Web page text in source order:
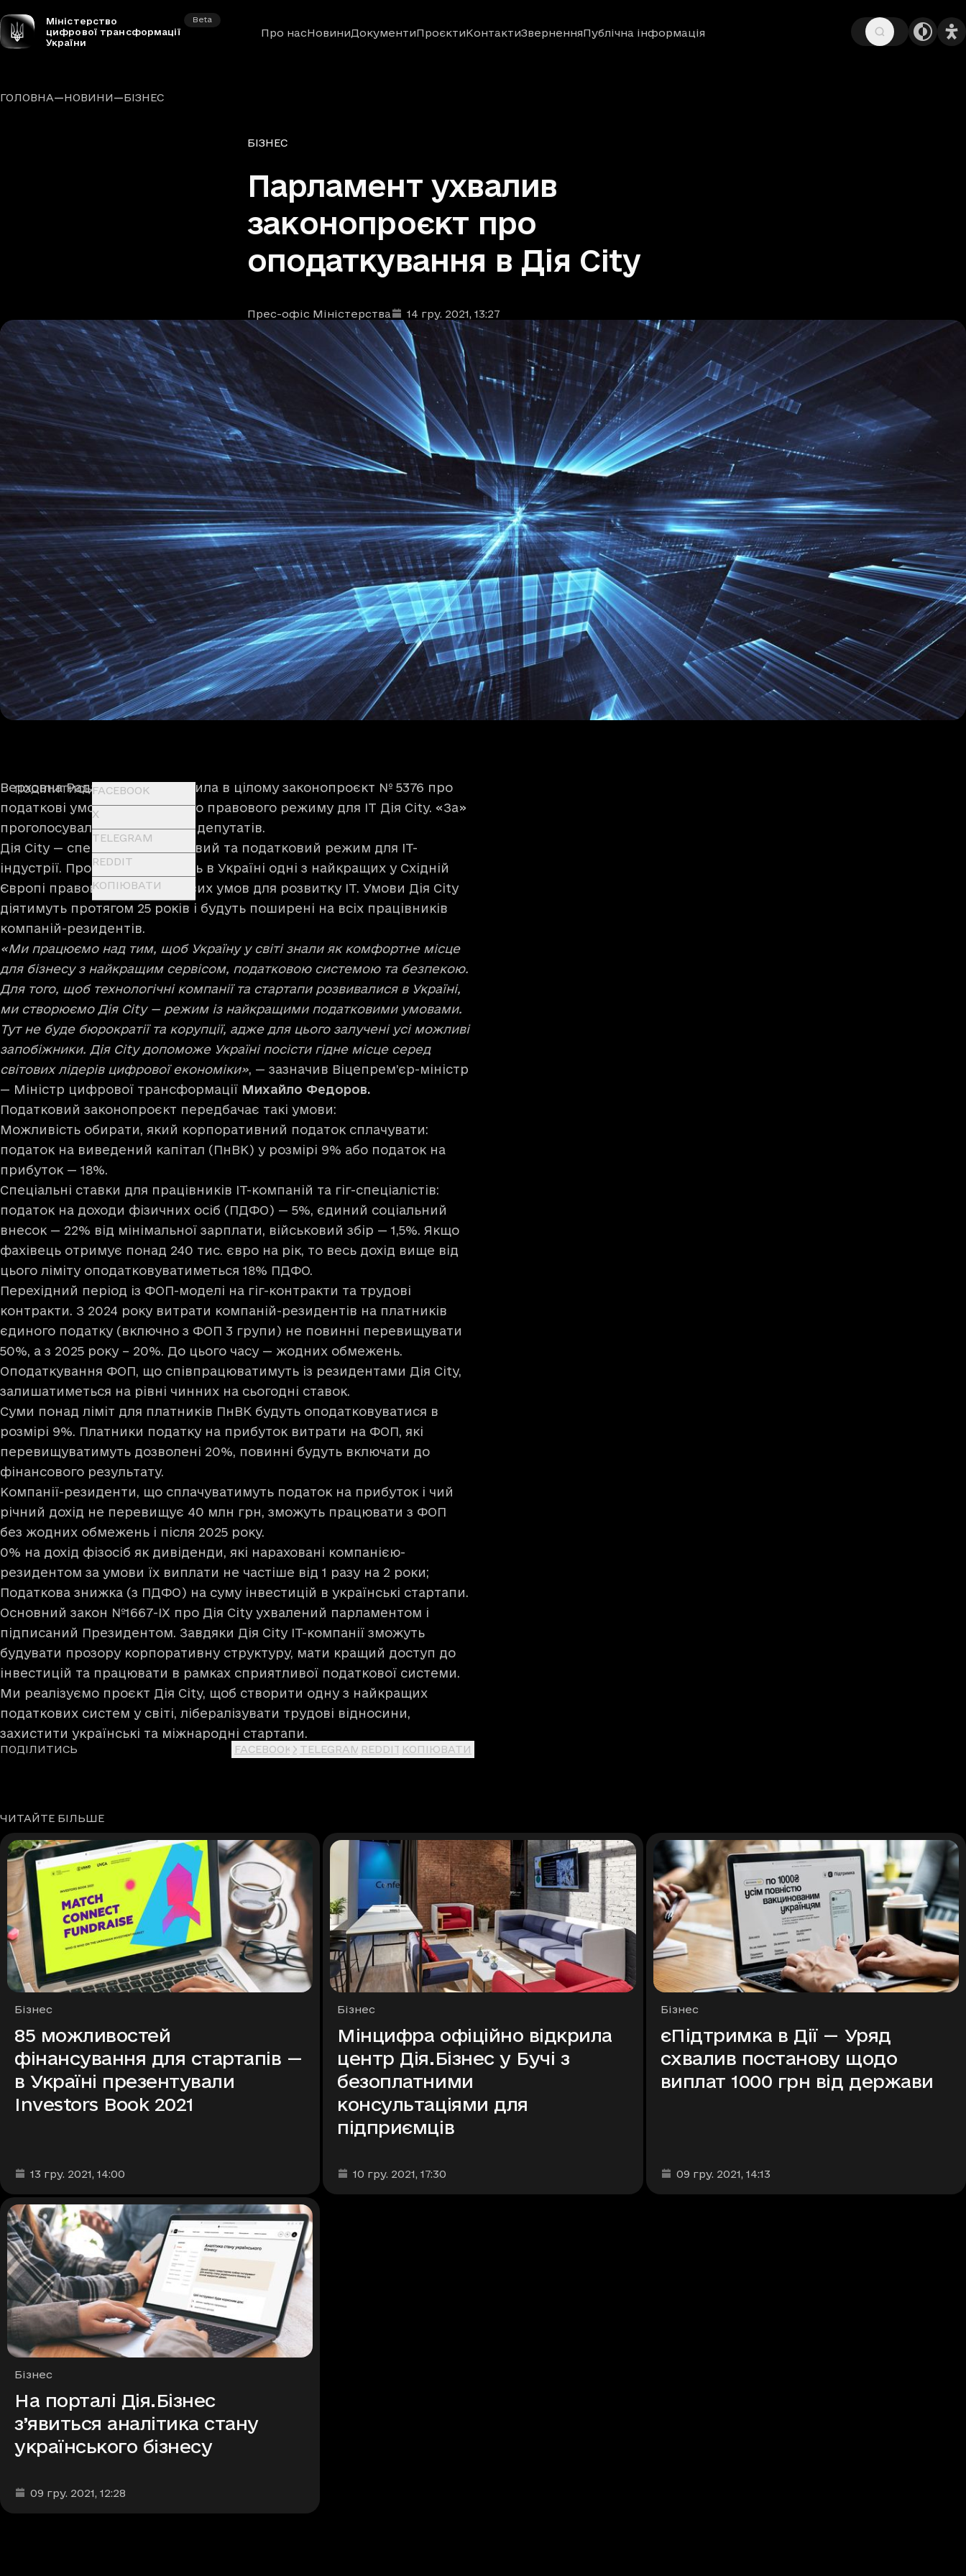
Міністерство
цифрової трансформації
України
Beta
Про насНовиниДокументиПроєктиКонтактиЗверненняПублічна інформація
ГОЛОВНА—НОВИНИ—БІЗНЕС
Рубрики
БІЗНЕС
Парламент ухвалив
законопроєкт про
оподаткування в Дія City
Автори
Прес-офіс Міністерства
Дата та час публікації: 14 гру. 2021, 13:27
ПОДІЛИТИСЬFACEBOOK
X
TELEGRAM
REDDIT
КОПІЮВАТИ
Верховна Рада України ухвалила в цілому законопроєкт № 5376 про
податкові умови спеціального правового режиму для ІТ Дія City. «За»
проголосувало 285 народних депутатів.
Дія City — спеціальний правовий та податковий режим для IT-
індустрії. Проєкт запровадить в Україні одні з найкращих у Східній
Європі правових та податкових умов для розвитку ІТ. Умови Дія City
діятимуть протягом 25 років і будуть поширені на всіх працівників
компаній-резидентів.
«Ми працюємо над тим, щоб Україну у світі знали як комфортне місце
для бізнесу з найкращим сервісом, податковою системою та безпекою.
Для того, щоб технологічні компанії та стартапи розвивалися в Україні,
ми створюємо Дія City — режим із найкращими податковими умовами.
Тут не буде бюрократії та корупції, адже для цього залучені усі можливі
запобіжники. Дія City допоможе Україні посісти гідне місце серед
світових лідерів цифрової економіки», — зазначив Віцепрем’єр-міністр
— Міністр цифрової трансформації Михайло Федоров.
Податковий законопроєкт передбачає такі умови:
Можливість обирати, який корпоративний податок сплачувати:
податок на виведений капітал (ПнВК) у розмірі 9% або податок на
прибуток — 18%.
Спеціальні ставки для працівників IT-компаній та гіг-спеціалістів:
податок на доходи фізичних осіб (ПДФО) — 5%, єдиний соціальний
внесок — 22% від мінімальної зарплати, військовий збір — 1,5%. Якщо
фахівець отримує понад 240 тис. євро на рік, то весь дохід вище від
цього ліміту оподатковуватиметься 18% ПДФО.
Перехідний період із ФОП-моделі на гіг-контракти та трудові
контракти. З 2024 року витрати компаній-резидентів на платників
єдиного податку (включно з ФОП 3 групи) не повинні перевищувати
50%, а з 2025 року – 20%. До цього часу — жодних обмежень.
Оподаткування ФОП, що співпрацюватимуть із резидентами Дія City,
залишатиметься на рівні чинних на сьогодні ставок.
Суми понад ліміт для платників ПнВК будуть оподатковуватися в
розмірі 9%. Платники податку на прибуток витрати на ФОП, які
перевищуватимуть дозволені 20%, повинні будуть включати до
фінансового результату.
Компанії-резиденти, що сплачуватимуть податок на прибуток і чий
річний дохід не перевищує 40 млн грн, зможуть працювати з ФОП
без жодних обмежень і після 2025 року.
0% на дохід фізосіб як дивіденди, які нараховані компанією-
резидентом за умови їх виплати не частіше від 1 разу на 2 роки;
Податкова знижка (з ПДФО) на суму інвестицій в українські стартапи.
Основний закон №1667-ІХ про Дія City ухвалений парламентом і
підписаний Президентом. Завдяки Дія City ІТ-компанії зможуть
будувати прозору корпоративну структуру, мати кращий доступ до
інвестицій та працювати в рамках сприятливої податкової системи.
Ми реалізуємо проєкт Дія City, щоб створити одну з найкращих
податкових систем у світі, лібералізувати трудові відносини,
захистити українські та міжнародні стартапи.
ПОДІЛИТИСЬ FACEBOOK X TELEGRAM REDDIT КОПІЮВАТИ
ЧИТАЙТЕ БІЛЬШЕ
Рубрики
Бізнес
85 можливостей
фінансування для стартапів —
в Україні презентували
Investors Book 2021
Дата та час публікації
13 гру. 2021, 14:00
Рубрики
Бізнес
Мінцифра офіційно відкрила
центр Дія.Бізнес у Бучі з
безоплатними
консультаціями для
підприємців
Дата та час публікації
10 гру. 2021, 17:30
Рубрики
Бізнес
єПідтримка в Дії — Уряд
схвалив постанову щодо
виплат 1000 грн від держави
Дата та час публікації
09 гру. 2021, 14:13
Рубрики
Бізнес
На порталі Дія.Бізнес
з’явиться аналітика стану
українського бізнесу
Дата та час публікації
09 гру. 2021, 12:28